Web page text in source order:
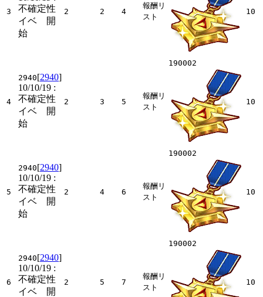
3
不確定性
イベ 開
始
2 2 4
報酬リ
スト
10
4
2940[2940]
10/10/19 :
不確定性
イベ 開
始
2 3 5
報酬リ
スト
190002
10
5
2940[2940]
10/10/19 :
不確定性
イベ 開
始
2 4 6
報酬リ
スト
190002
10
6
2940[2940]
10/10/19 :
不確定性
イベ 開
2 5 7
報酬リ
スト
190002
10